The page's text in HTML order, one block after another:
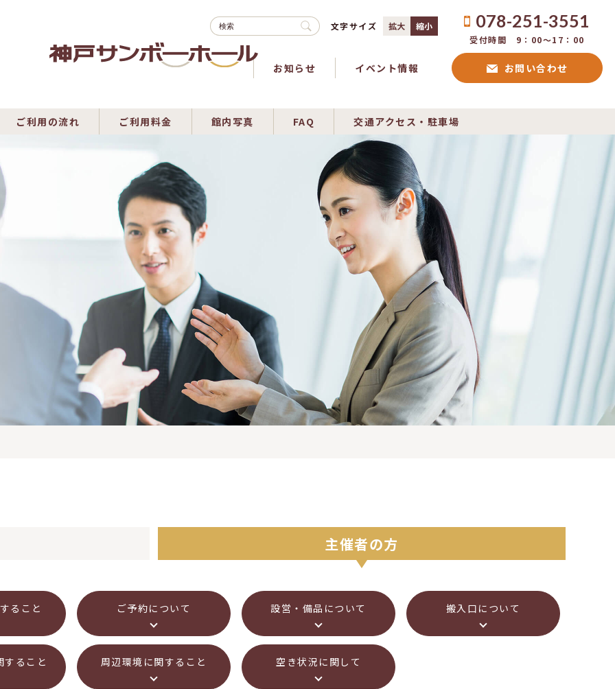
文字サイズ 拡大 縮小
ご利用の流れ ご利用料金 館内写真 FAQ 交通アクセス・駐車場
お知らせ イベント情報
078-251-3551
受付時間 9：00〜17：00
お問い合わせ
主催者の方
ること ご予約について 設営・備品について 搬入口について
すること 周辺環境に関すること 空き状況に関して